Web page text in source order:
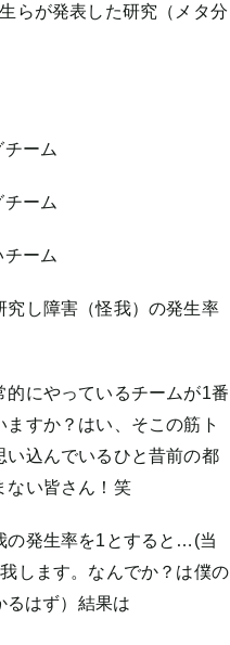
らが発表した研究（メタ分
ーム
ーム
ーム
究し障害（怪我）の発生率
的にやっているチームが1番
すか？はい、そこの筋ト
い込んでいるひと昔前の都
ない皆さん！笑
の発生率を1とすると…(当
します。なんでか？は僕の
るはず）結果は